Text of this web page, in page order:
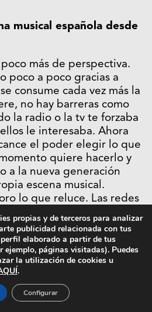
musical española desde
más de perspectiva.
poco a poco gracias a
consume cada vez más la
no hay barreras como
la radio o la tv te forzaba
le interesaba. Ahora
el poder elegir lo que
quiere hacerlo y
a la nueva generación
escena musical.
lo que reluce. Las redes
la gente crea poder ser
de la noche a la
reflejado en la gran
hay que no es de
propias y de terceros para analizar
publicidad relacionada con tus
elaborado a partir de tus
ejemplo, páginas visitadas). Puedes
la utilización de cookies u
.
Configurar